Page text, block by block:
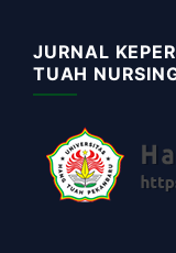
JURNAL
TUAH